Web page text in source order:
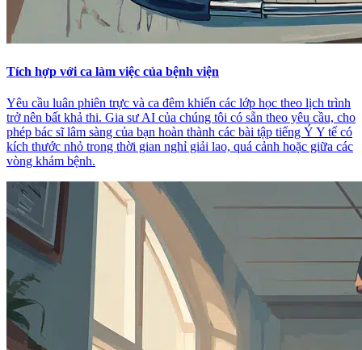
Tích hợp với ca làm việc của bệnh viện
Yêu cầu luân phiên trực và ca đêm khiến các lớp học theo lịch trình
trở nên bất khả thi. Gia sư AI của chúng tôi có sẵn theo yêu cầu, cho
phép bác sĩ lâm sàng của bạn hoàn thành các bài tập tiếng Ý Y tế có
kích thước nhỏ trong thời gian nghỉ giải lao, quá cảnh hoặc giữa các
vòng khám bệnh.